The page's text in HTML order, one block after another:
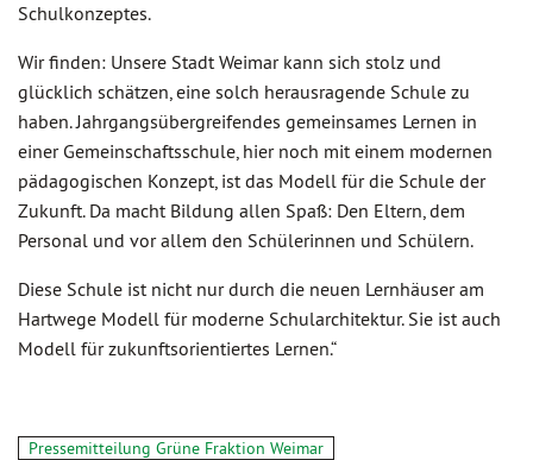
Schulkonzeptes.
Wir finden: Unsere Stadt Weimar kann sich stolz und
glücklich schätzen, eine solch herausragende Schule zu
haben. Jahrgangsübergreifendes gemeinsames Lernen in
einer Gemeinschaftsschule, hier noch mit einem modernen
pädagogischen Konzept, ist das Modell für die Schule der
Zukunft. Da macht Bildung allen Spaß: Den Eltern, dem
Personal und vor allem den Schülerinnen und Schülern.
Diese Schule ist nicht nur durch die neuen Lernhäuser am
Hartwege Modell für moderne Schularchitektur. Sie ist auch
Modell für zukunftsorientiertes Lernen.“
Pressemitteilung Grüne Fraktion Weimar